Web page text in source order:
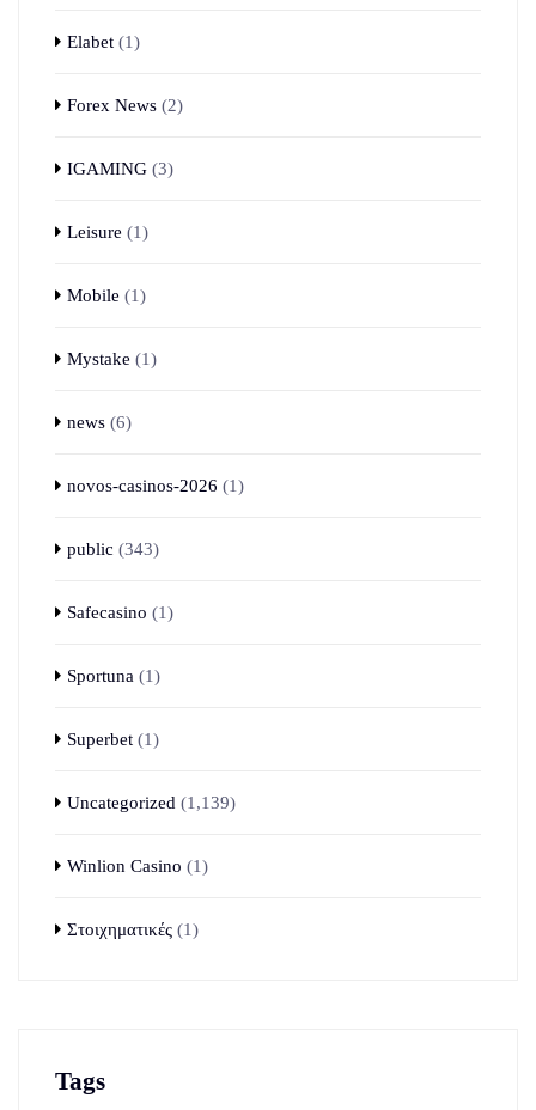
Elabet (1)
Forex News (2)
IGAMING (3)
Leisure (1)
Mobile (1)
Mystake (1)
news (6)
novos-casinos-2026 (1)
public (343)
Safecasino (1)
Sportuna (1)
Superbet (1)
Uncategorized (1,139)
Winlion Casino (1)
Στοιχηματικές (1)
Tags